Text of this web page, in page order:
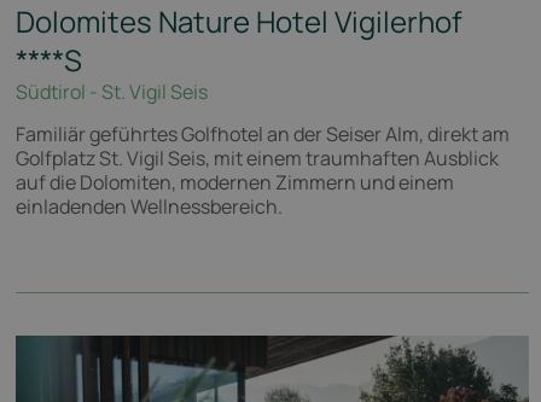
Dolomites Nature Hotel Vigilerhof
****S
Südtirol - St. Vigil Seis
Familiär geführtes Golfhotel an der Seiser Alm, direkt am
Golfplatz St. Vigil Seis, mit einem traumhaften Ausblick
auf die Dolomiten, modernen Zimmern und einem
einladenden Wellnessbereich.